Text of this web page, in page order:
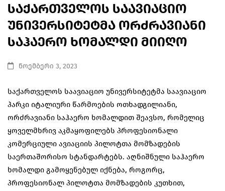
საქართველოს საავიაციო
უნივერსიტეტმა ორძრავიანი
საჰაერო ხომალდი მიიღო
ნოემბერი 3, 2023
საქართველოს საავიაციო უნივერსიტეტმა საავიაციო
პარკი იტალიური წარმოების ოთხადგილიანი,
ორძრავიანი საჰაერო ხომალდით შეავსო, რომელიც
ყოველმხრივ აკმაყოფილებს პროფესიონალი
კომერციული ავიაციის პილოტთა მომზადების
საერთაშორისო სტანდარტებს. აღნიშნული საჰაერო
ხომალდი გამოყენებულ იქნება, როგორც,
პროფესიონალ პილოტთა მომზადების კუთხით,